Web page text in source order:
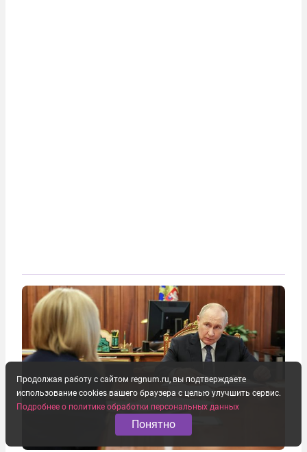
Продолжая работу с сайтом regnum.ru, вы подтверждаете
использование cookies вашего браузера с целью улучшить сервис.
Подробнее о политике обработки персональных данных
Понятно